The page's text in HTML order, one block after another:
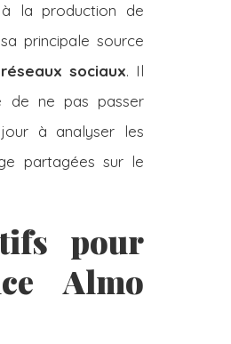
la production de
principale source
réseaux sociaux. Il
de ne pas passer
à analyser les
partagées sur le
pour
Almo